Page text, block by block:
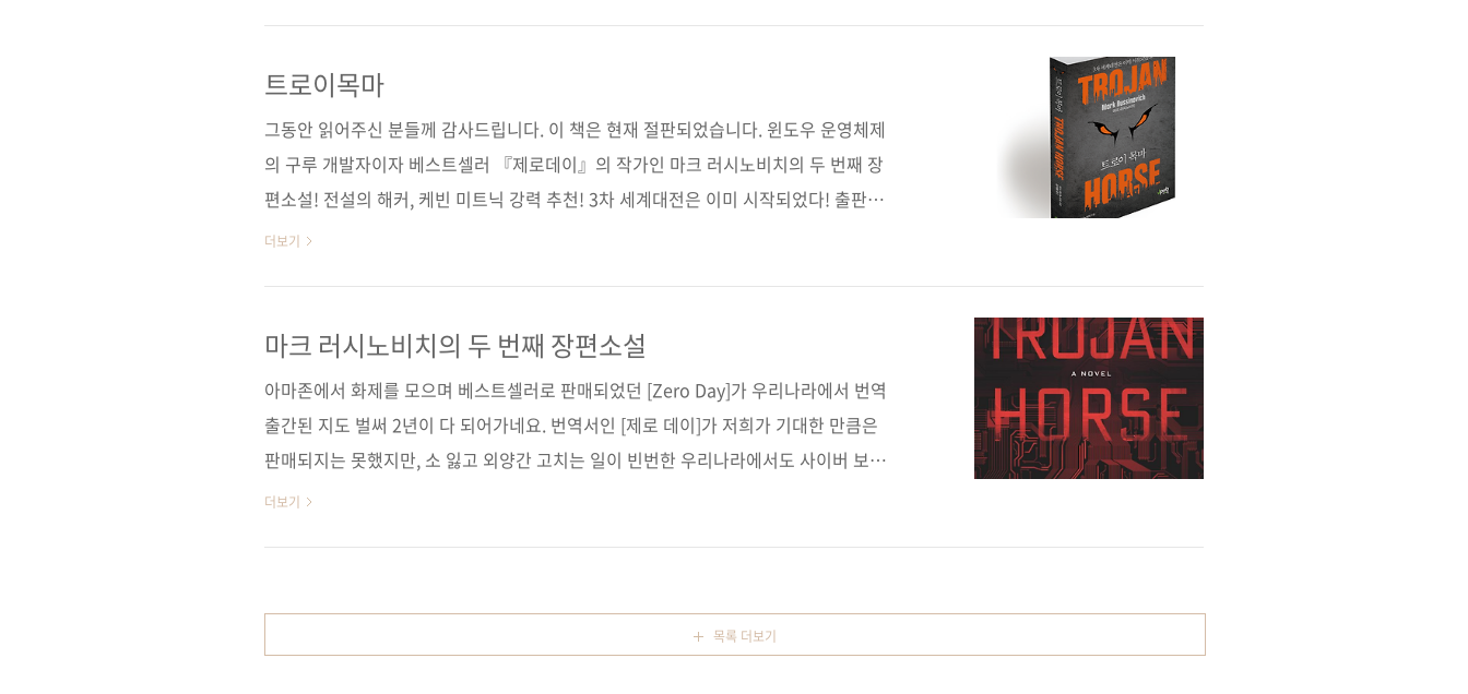
심거나 위변조한 브라우저를 띄우는 방법으로 해킹을 시도하고 있습니다. 오늘 소개할
백승이라고 했던가요? 해킹의 방법을 알아야 그..
트로이목마
그동안 읽어주신 분들께 감사드립니다. 이 책은 현재 절판되었습니다. 윈도우 운영체제
의 구루 개발자이자 베스트셀러 『제로데이』의 작가인 마크 러시노비치의 두 번째 장
편소설! 전설의 해커, 케빈 미트닉 강력 추천! 3차 세계대전은 이미 시작되었다! 출판사
제이펍 원출판사 Thomas Dunne Books 원서명 Trojan Horse(원서 ISBN
가 14,800원 ISBN 978-89-94506-84-5 부가기호: 03800 키워드 해커 / 크래커 / 테
더보기
마크 러시노비치의 두 번째 장편소설
아마존에서 화제를 모으며 베스트셀러로 판매되었던 [Zero Day]가 우리나라에서 번역
출간된 지도 벌써 2년이 다 되어가네요. 번역서인 [제로 데이]가 저희가 기대한 만큼은
판매되지는 못했지만, 소 잃고 외양간 고치는 일이 빈번한 우리나라에서도 사이버 보안
의 중요성을 알리는 데 작은 기여가 되었으리라 믿.습.니.다. [Windows Internals],
타의 추종을 불허하는 해박한 지식으로 두 번째 장편소설을 펴냈..
더보기
목록 더보기